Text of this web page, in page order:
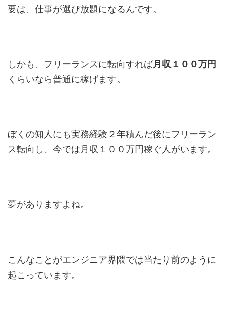
要は、仕事が選び放題になるんです。
しかも、フリーランスに転向すれば月収１００万円
くらいなら普通に稼げます。
ぼくの知人にも実務経験２年積んだ後にフリーラン
ス転向し、今では月収１００万円稼ぐ人がいます。
夢がありますよね。
こんなことがエンジニア界隈では当たり前のように
起こっています。